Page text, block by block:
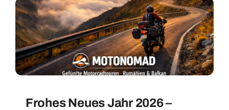
Frohes Neues Jahr 2026 –